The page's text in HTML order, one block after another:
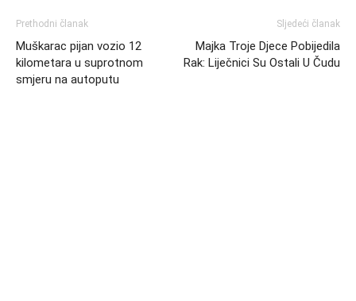
Prethodni članak
Muškarac pijan vozio 12
kilometara u suprotnom
smjeru na autoputu
Sljedeći članak
Majka Troje Djece Pobijedila
Rak: Liječnici Su Ostali U Čudu